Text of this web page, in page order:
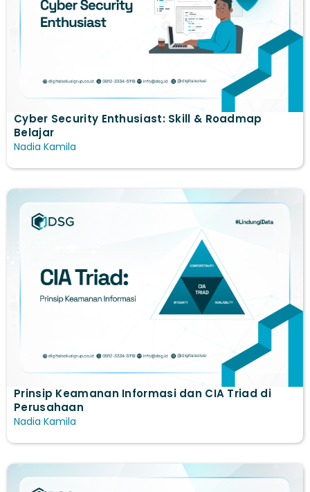
Cyber Security Enthusiast: Skill & Roadmap
Belajar
Nadia Kamila
Prinsip Keamanan Informasi dan CIA Triad di
Perusahaan
Nadia Kamila